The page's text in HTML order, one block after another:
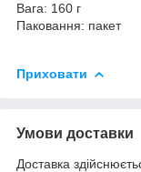
Вага: 160 г
Паковання: пакет
Приховати
Умови доставки
Доставка